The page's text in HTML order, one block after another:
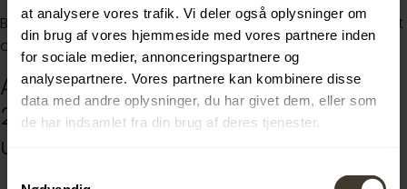
at analysere vores trafik. Vi deler også oplysninger om
din brug af vores hjemmeside med vores partnere inden
for sociale medier, annonceringspartnere og
analysepartnere. Vores partnere kan kombinere disse
data med andre oplysninger, du har givet dem, eller som
de har indsamlet fra din brug af deres tjenester.
Består du også denne del, er du klar til at blive certificeret
og arbejde som flyveleder.
Ansøgningsfristen er tirsdag den
25. august 2026. Vi forventer
uddannelsesstart i foråret 2027.